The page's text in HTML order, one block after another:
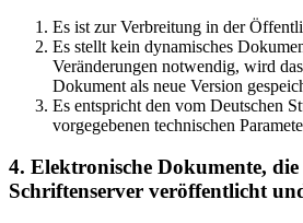
Es ist zur Verbreitung in der
Es stellt kein dynamisches
Veränderungen notwendig, wird
Dokument als neue Version
Es entspricht den vom Deutschen
vorgegebenen technischen
4. Elektronische Dokumente,
Schriftenserver veröffentlicht